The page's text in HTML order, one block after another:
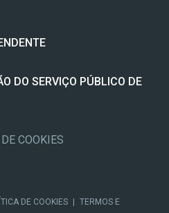
DO SERVIÇO PÚBLICO DE
COOKIES
DE COOKIES | TERMOS E